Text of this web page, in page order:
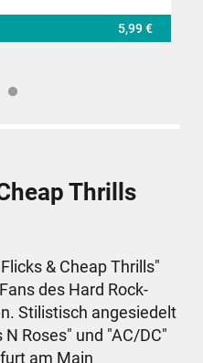
5,99 €
Thrills
& Cheap Thrills"
des Hard Rock-
Stilistisch angesiedelt
Roses" und "AC/DC"
am Main